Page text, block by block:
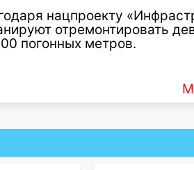
нацпроекту
отремонтировать
погонных метров.